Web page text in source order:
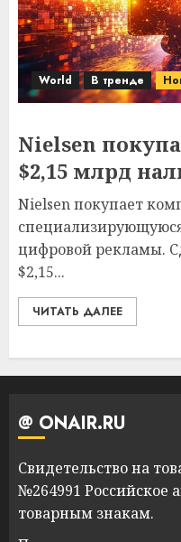
World В тренде
Nielsen
$2,15 млрд
Nielsen покупает
цифровой рекламы.
$2,15...
ЧИТАТЬ ДАЛЕЕ
@ ONAIR.RU
Свидетельство на
№264991 Российское
товарным знакам.